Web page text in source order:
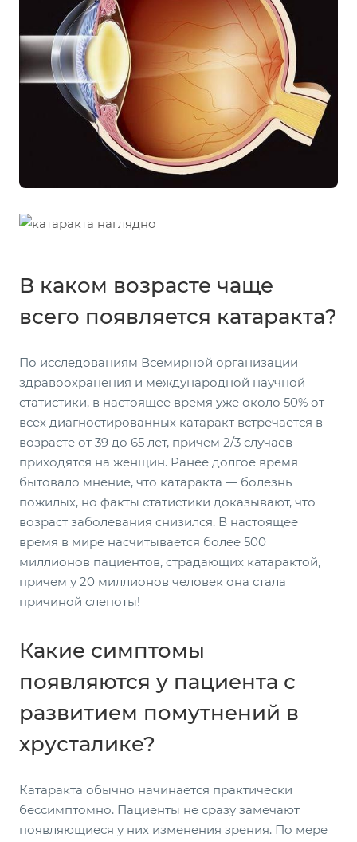
В каком возрасте чаще
всего появляется катаракта?
По исследованиям Всемирной организации
здравоохранения и международной научной
статистики, в настоящее время уже около 50% от
всех диагностированных катаракт встречается в
возрасте от 39 до 65 лет, причем 2/3 случаев
приходятся на женщин. Ранее долгое время
бытовало мнение, что катаракта — болезнь
пожилых, но факты статистики доказывают, что
возраст заболевания снизился. В настоящее
время в мире насчитывается более 500
миллионов пациентов, страдающих катарактой,
причем у 20 миллионов человек она стала
причиной слепоты!
Какие симптомы
появляются у пациента с
развитием помутнений в
хрусталике?
Катаракта обычно начинается практически
бессимптомно. Пациенты не сразу замечают
появляющиеся у них изменения зрения. По мере